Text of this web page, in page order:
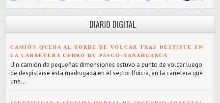
DIARIO DIGITAL
CAMIÓN QUEDA AL BORDE DE VOLCAR TRAS DESPISTE EN
LA CARRETERA CERRO DE PASCO–YANAHUANCA
U n camión de pequeñas dimensiones estuvo a punto de volcar luego
de despistarse esta madrugada en el sector Huicra, en la carretera que
une...